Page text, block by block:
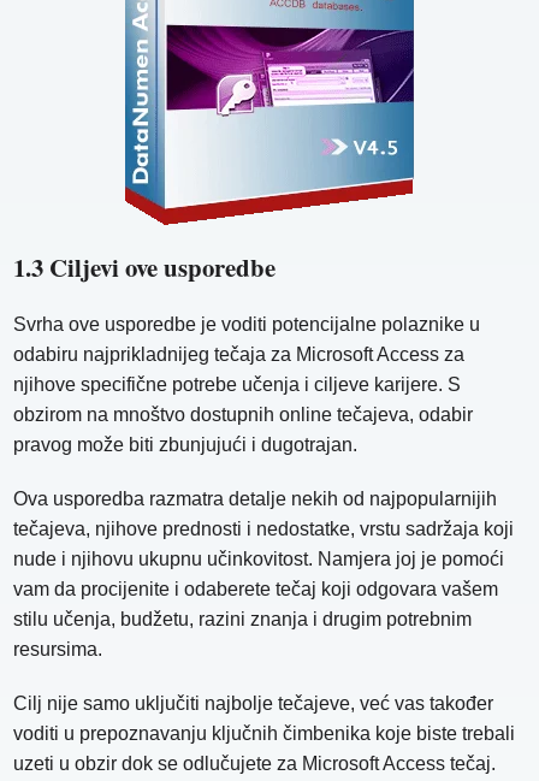
1.3 Ciljevi ove usporedbe
Svrha ove usporedbe je voditi potencijalne polaznike u
odabiru najprikladnijeg tečaja za Microsoft Access za
njihove specifične potrebe učenja i ciljeve karijere. S
obzirom na mnoštvo dostupnih online tečajeva, odabir
pravog može biti zbunjujući i dugotrajan.
Ova usporedba razmatra detalje nekih od najpopularnijih
tečajeva, njihove prednosti i nedostatke, vrstu sadržaja koji
nude i njihovu ukupnu učinkovitost. Namjera joj je pomoći
vam da procijenite i odaberete tečaj koji odgovara vašem
stilu učenja, budžetu, razini znanja i drugim potrebnim
resursima.
Cilj nije samo uključiti najbolje tečajeve, već vas također
voditi u prepoznavanju ključnih čimbenika koje biste trebali
uzeti u obzir dok se odlučujete za Microsoft Access tečaj.